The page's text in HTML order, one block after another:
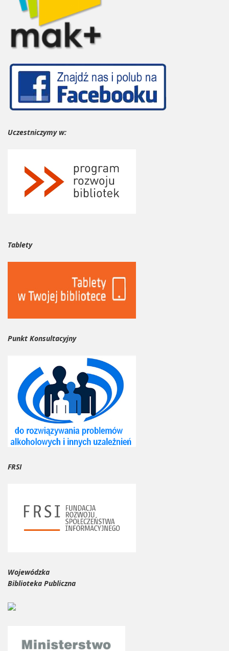
Uczestniczymy w:
Tablety
Punkt Konsultacyjny
FRSI
Wojewódzka
Biblioteka Publiczna